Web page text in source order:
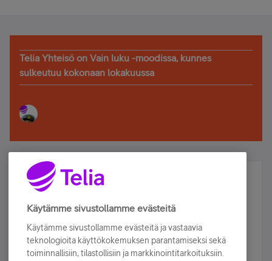
Telia Yhteisö on Vain luku -moodissa, kunnes
sulkeutuu kokonaan lokakuussa
Älä jää paitsi – osallistu ja voita!
Tilaa Telian uutiskirje ja olet mukana arvonnassa.
sähköpostiisi.
Käytämme sivustollamme evästeitä
Käytämme sivustollamme evästeitä ja vastaavia
teknologioita käyttökokemuksen parantamiseksi sekä
toiminnallisiin, tilastollisiin ja markkinointitarkoituksiin.